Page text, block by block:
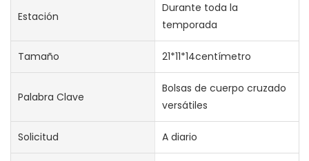
Estación
Durante toda la
temporada
Tamaño 21*11*14centímetro
Palabra Clave
Bolsas de cuerpo cruzado
versátiles
Solicitud A diario